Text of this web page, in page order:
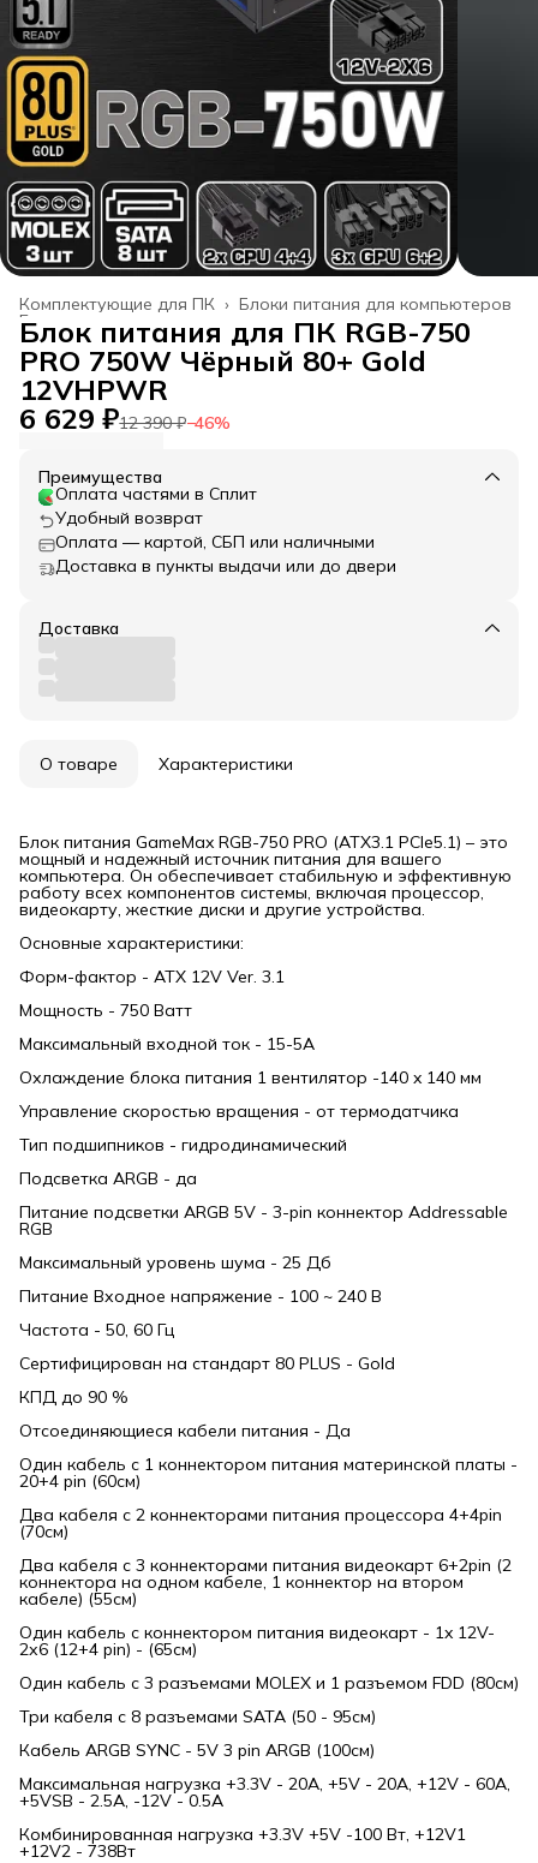
Блоки питания для компьютеров
Комплектующие для ПК ›
Главная
Блок питания для ПК RGB-750
PRO 750W Чёрный 80+ Gold
12VHPWR
6 629 ₽12 390 ₽−46%
Преимущества
Оплата частями в Сплит
Удобный возврат
Оплата — картой, СБП или наличными
Доставка в пункты выдачи или до двери
Доставка
О товаре Характеристики
Блок питания GameMax RGB-750 PRO (ATX3.1 PCIe5.1) – это
мощный и надежный источник питания для вашего
компьютера. Он обеспечивает стабильную и эффективную
работу всех компонентов системы, включая процессор,
видеокарту, жесткие диски и другие устройства.
Основные характеристики:
Форм-фактор - ATX 12V Ver. 3.1
Мощность - 750 Ватт
Максимальный входной ток - 15-5А
Охлаждение блока питания 1 вентилятор -140 x 140 мм
Управление скоростью вращения - от термодатчика
Тип подшипников - гидродинамический
Подсветка АRGB - да
Питание подсветки ARGB 5V - 3-pin коннектор Addressable
RGB
Максимальный уровень шума - 25 Дб
Питание Входное напряжение - 100 ~ 240 В
Частота - 50, 60 Гц
Сертифицирован на стандарт 80 PLUS - Gold
КПД до 90 %
Отсоединяющиеся кабели питания - Да
Один кабель с 1 коннектором питания материнской платы -
20+4 pin (60см)
Два кабеля с 2 коннекторами питания процессора 4+4pin
(70см)
Два кабеля с 3 коннекторами питания видеокарт 6+2pin (2
коннектора на одном кабеле, 1 коннектор на втором
кабеле) (55см)
Один кабель c коннектором питания видеокарт - 1x 12V-
2х6 (12+4 pin) - (65см)
Один кабель с 3 разъемами MOLEX и 1 разъемом FDD (80см)
Три кабеля с 8 разъемами SATA (50 - 95см)
Кабель ARGB SYNC - 5V 3 pin ARGB (100см)
Максимальная нагрузка +3.3V - 20A, +5V - 20A, +12V - 60A,
+5VSB - 2.5A, -12V - 0.5A
Комбинированная нагрузка +3.3V +5V -100 Вт, +12V1
+12V2 - 738Вт